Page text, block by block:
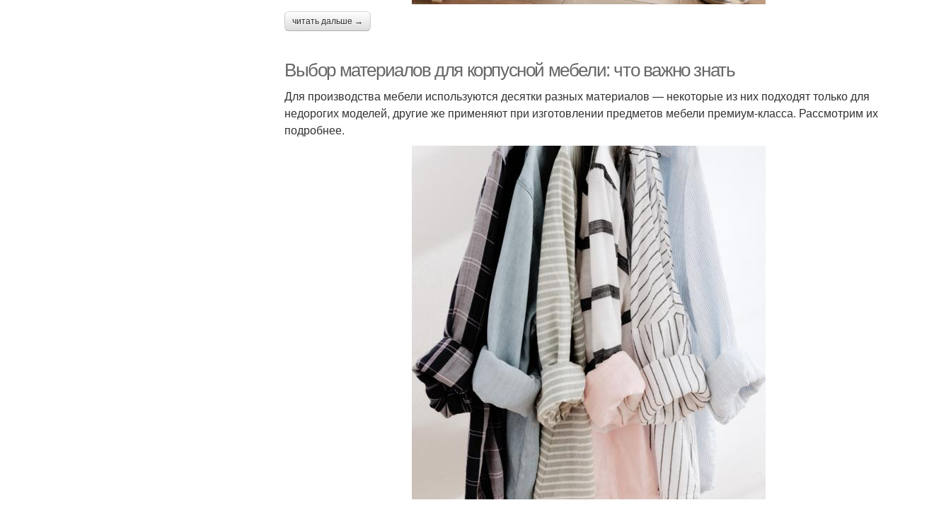
читать дальше →
Выбор материалов для корпусной мебели: что важно знать
Для производства мебели используются десятки разных материалов — некоторые из них подходят только для
недорогих моделей, другие же применяют при изготовлении предметов мебели премиум-класса. Рассмотрим их
подробнее.